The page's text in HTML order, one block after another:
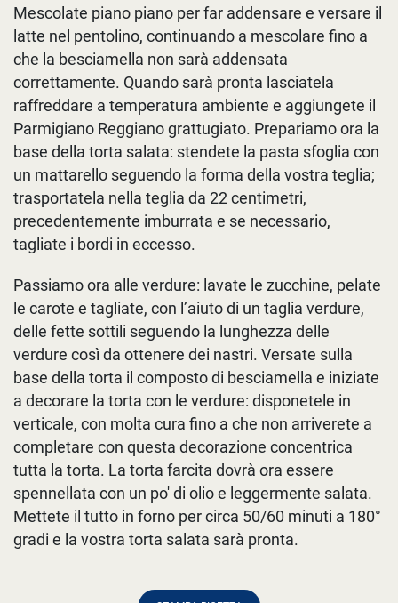
Mescolate piano piano per far addensare e versare il
latte nel pentolino, continuando a mescolare fino a
che la besciamella non sarà addensata
correttamente. Quando sarà pronta lasciatela
raffreddare a temperatura ambiente e aggiungete il
Parmigiano Reggiano grattugiato. Prepariamo ora la
base della torta salata: stendete la pasta sfoglia con
un mattarello seguendo la forma della vostra teglia;
trasportatela nella teglia da 22 centimetri,
precedentemente imburrata e se necessario,
tagliate i bordi in eccesso.
Passiamo ora alle verdure: lavate le zucchine, pelate
le carote e tagliate, con l’aiuto di un taglia verdure,
delle fette sottili seguendo la lunghezza delle
verdure così da ottenere dei nastri. Versate sulla
base della torta il composto di besciamella e iniziate
a decorare la torta con le verdure: disponetele in
verticale, con molta cura fino a che non arriverete a
completare con questa decorazione concentrica
tutta la torta. La torta farcita dovrà ora essere
spennellata con un po' di olio e leggermente salata.
Mettete il tutto in forno per circa 50/60 minuti a 180°
gradi e la vostra torta salata sarà pronta.